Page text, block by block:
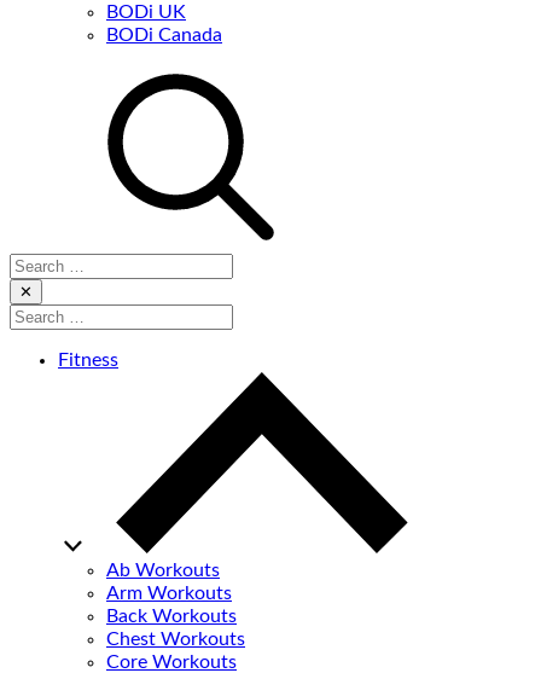
BODi UK
BODi Canada
Search
for:
✕
Search
Fitness
Ab Workouts
Arm Workouts
Back Workouts
Chest Workouts
Core Workouts